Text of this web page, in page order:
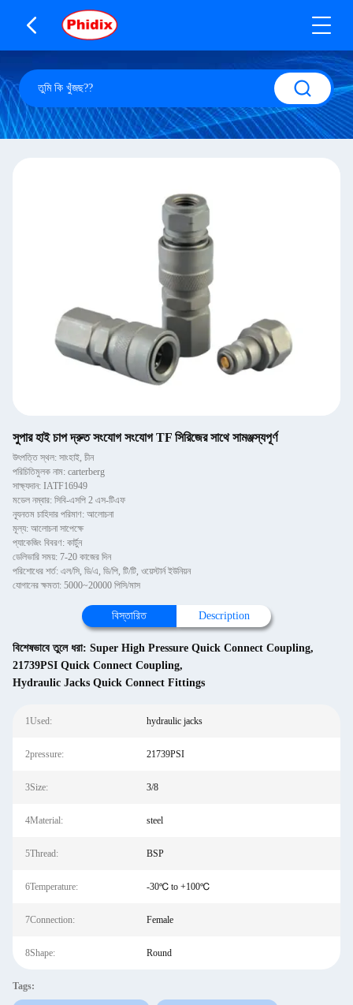
সুপার হাই চাপ দ্রুত সংযোগ সংযোগ TF সিরিজের সাথে সামঞ্জস্যপূর্ণ
উৎপত্তি স্থল: সাংহাই, চীন
পরিচিতিমুলক নাম: carterberg
সাক্ষ্যদান: IATF16949
মডেল নম্বার: সিবি-এসপি 2 এস-টিএফ
ন্যূনতম চাহিদার পরিমাণ: আলোচনা
মূল্য: আলোচনা সাপেক্ষে
প্যাকেজিং বিবরণ: কার্টুন
ডেলিভারি সময়: 7-20 কাজের দিন
পরিশোধের শর্ত: এল/সি, ডি/এ, ডি/পি, টি/টি, ওয়েস্টার্ন ইউনিয়ন
যোগানের ক্ষমতা: 5000~20000 পিসি/মাস
বিস্তারিত Description
বিশেষভাবে তুলে ধরা: Super High Pressure Quick Connect Coupling,
21739PSI Quick Connect Coupling,
Hydraulic Jacks Quick Connect Fittings
1Used: hydraulic jacks
2pressure: 21739PSI
3Size: 3/8
4Material: steel
5Thread: BSP
6Temperature: -30℃ to +100℃
7Connection: Female
8Shape: Round
Tags: